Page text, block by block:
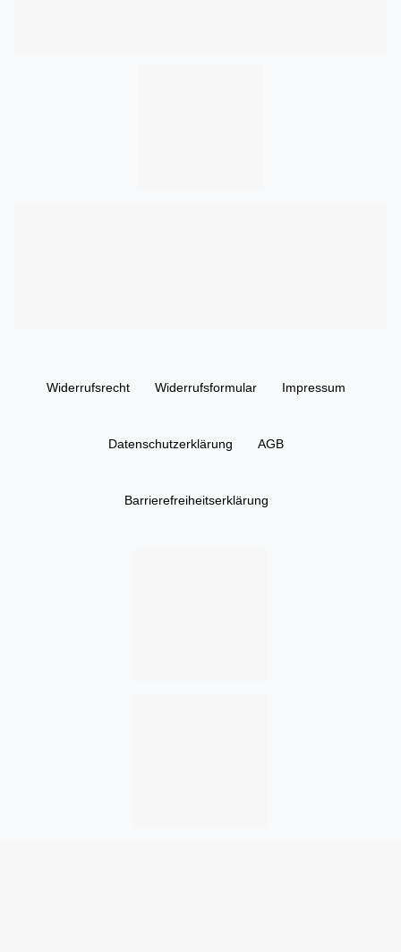
Widerrufs­recht Widerrufs­formular Impressum
Daten­schutz­erklärung AGB
Barrierefreiheitserklärung